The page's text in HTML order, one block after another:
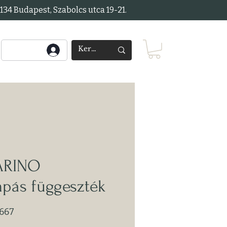
Budapest, Szabolcs utca 19-21.
függeszték